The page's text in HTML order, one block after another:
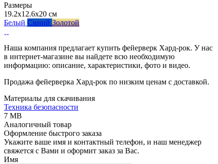
Размеры
19.2x12.6x20 см
Белый Синий Золотой
Наша компания предлагает купить фейерверк Хард-рок. У нас
в интернет-магазине вы найдете всю необходимую
информацию: описание, характеристики, фото и видео.
Продажа фейерверка Хард-рок по низким ценам с доставкой.
Материалы для скачивания
Техника безопасности
7 MB
Аналогичный товар
Оформление быстрого заказа
Укажите ваше имя и контактный телефон, и наш менеджер
свяжется с Вами и оформит заказ за Вас.
Имя